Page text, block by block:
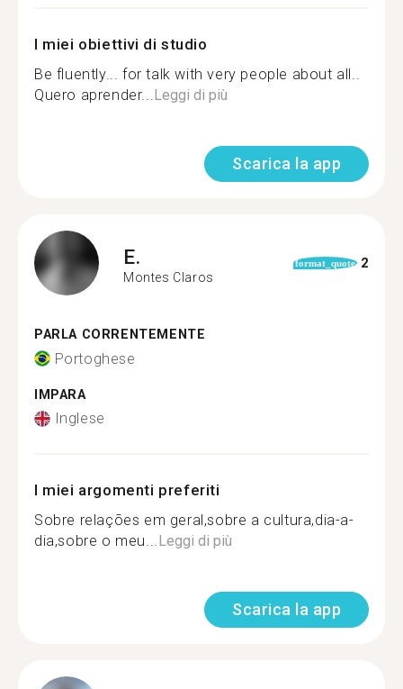
I miei obiettivi di studio
Be fluently... for talk with very people about all..
Quero aprender...Leggi di più
Scarica la app
E.
Montes Claros
format_quote 2
PARLA CORRENTEMENTE
Portoghese
IMPARA
Inglese
I miei argomenti preferiti
Sobre relações em geral,sobre a cultura,dia-a-
dia,sobre o meu...Leggi di più
Scarica la app